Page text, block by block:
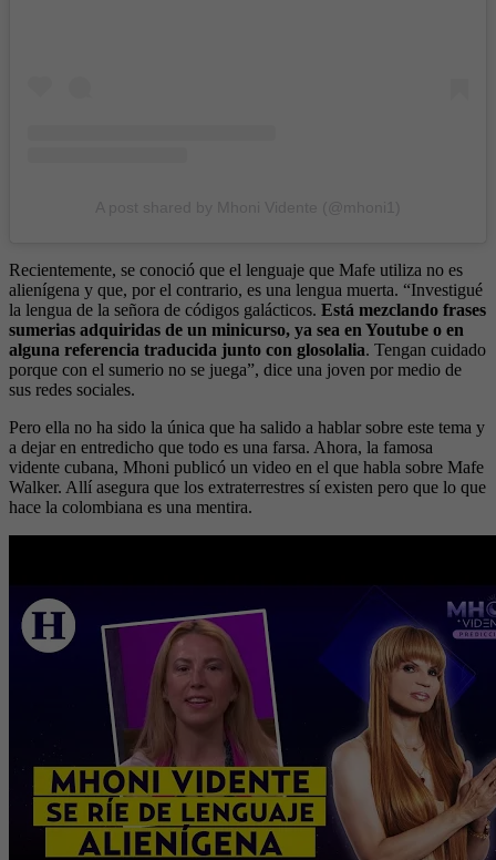
Recientemente, se conoció que el lenguaje que Mafe utiliza no es
alienígena y que, por el contrario, es una lengua muerta. “Investigué
la lengua de la señora de códigos galácticos. Está mezclando frases
sumerias adquiridas de un minicurso, ya sea en Youtube o en
alguna referencia traducida junto con glosolalia. Tengan cuidado
porque con el sumerio no se juega”, dice una joven por medio de
sus redes sociales.
Pero ella no ha sido la única que ha salido a hablar sobre este tema y
a dejar en entredicho que todo es una farsa. Ahora, la famosa
vidente cubana, Mhoni publicó un video en el que habla sobre Mafe
Walker. Allí asegura que los extraterrestres sí existen pero que lo que
hace la colombiana es una mentira.